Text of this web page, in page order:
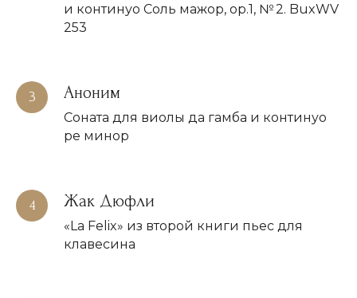
и континуо Соль мажор, op.1, № 2. BuxWV
253
Аноним
Соната для виолы да гамба и континуо
ре минор
Жак Дюфли
«La Felix» из второй книги пьес для
клавесина
ИНН 9728152703
КПП 772801001
ОРГАНИЗАТОР:
ПО ВОПРОСАМ СОТРУДНИЧЕСТВА:
ПОЧТА:
events@art2palace.ru